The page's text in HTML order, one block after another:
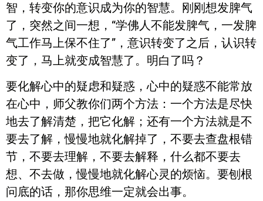
智，转变你的意识成为你的智慧。刚刚想发脾气
了，突然之间一想，“学佛人不能发脾气，一发脾
气工作马上保不住了”，意识转变了之后，认识转
变了，马上就变成智慧了。明白了吗？
要化解心中的疑虑和疑惑，心中的疑惑不能常放
在心中，师父教你们两个方法：一个方法是尽快
地去了解清楚，把它化解；还有一个方法就是不
要去了解，慢慢地就化解掉了，不要去查盘根错
节，不要去理解，不要去解释，什么都不要去
想、不去做，慢慢地就化解心灵的烦恼。要刨根
问底的话，那你思维一定就会出事。